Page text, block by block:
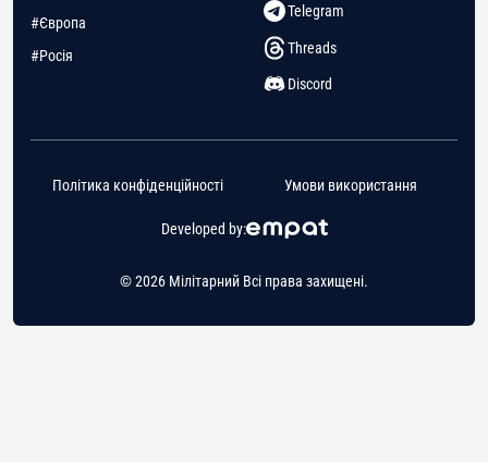
#Європа
#Росія
Telegram
Threads
Discord
© 2026 Мілітарний Всі права захищені.
Developed by:
Політика конфіденційності Умови використання